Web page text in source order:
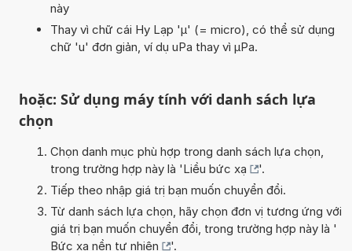
này
Thay vì chữ cái Hy Lạp 'µ' (= micro), có thể sử dụng
chữ 'u' đơn giản, ví dụ uPa thay vì µPa.
hoặc: Sử dụng máy tính với danh sách lựa
chọn
Chọn danh mục phù hợp trong danh sách lựa chọn,
trong trường hợp này là 'Liều bức xạ
'.
Tiếp theo nhập giá trị bạn muốn chuyển đổi.
Từ danh sách lựa chọn, hãy chọn đơn vị tương ứng với
giá trị bạn muốn chuyển đổi, trong trường hợp này là '
Bức xạ nền tự nhiên
'.